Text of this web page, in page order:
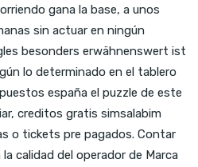
gana la base, a unos
sin actuar en ningún
besonders erwähnenswert ist
lo determinado en el tablero
españa el puzzle de este
creditos gratis simsalabim
o tickets pre pagados. Contar
calidad del operador de Marca